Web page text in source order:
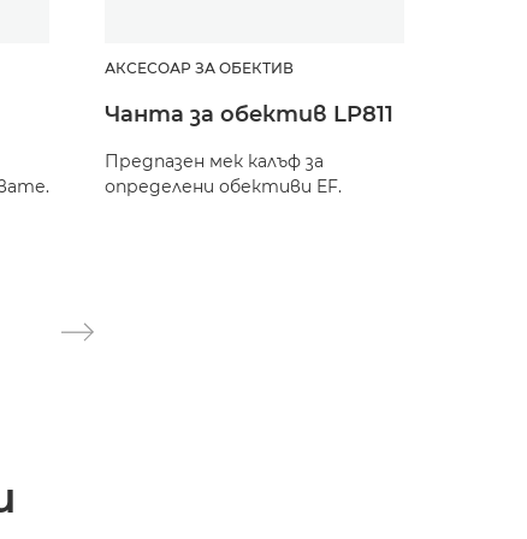
АКСЕСОАР ЗА ОБЕКТИВ
Чанта за обектив LP811
Предпазен мек калъф за
определени обективи EF.